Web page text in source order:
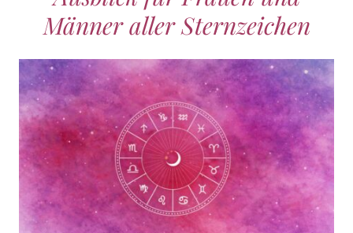
Männer aller Sternzeichen